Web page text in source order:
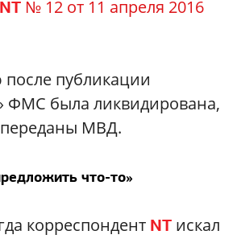
NT № 12 от 11 апреля 2016
публикации
ФМС была ликвидирована,
МВД.
что-то»
корреспондент NT искал